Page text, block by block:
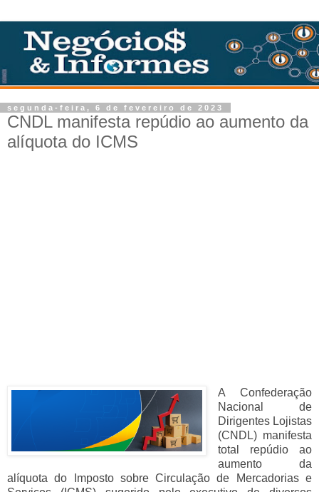
segunda-feira, 6 de fevereiro de 2023
CNDL manifesta repúdio ao aumento da
alíquota do ICMS
A Confederação
Nacional de
Dirigentes Lojistas
(CNDL) manifesta
total repúdio ao
aumento da
alíquota do Imposto sobre Circulação de Mercadorias e